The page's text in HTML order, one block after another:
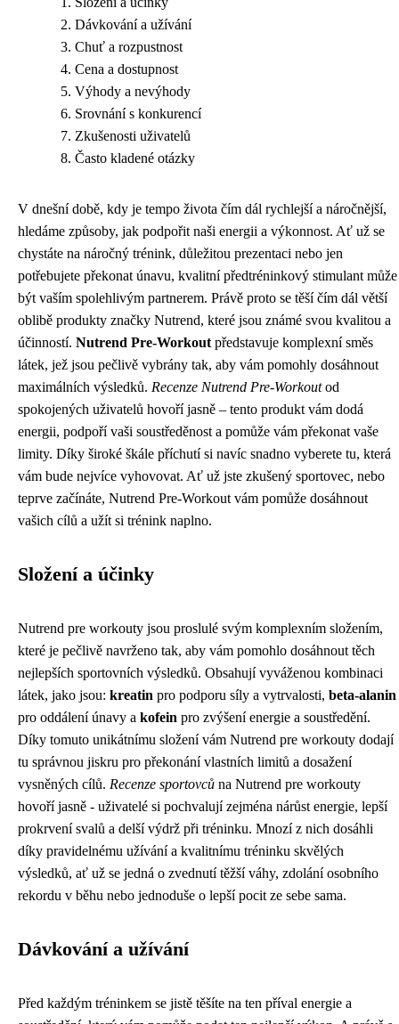
Dávkování a užívání
Chuť a rozpustnost
Cena a dostupnost
Výhody a nevýhody
Srovnání s konkurencí
Zkušenosti uživatelů
Často kladené otázky
V dnešní době, kdy je tempo života čím dál rychlejší a náročnější,
hledáme způsoby, jak podpořit naši energii a výkonnost. Ať už se
chystáte na náročný trénink, důležitou prezentaci nebo jen
potřebujete překonat únavu, kvalitní předtréninkový stimulant může
být vaším spolehlivým partnerem. Právě proto se těší čím dál větší
oblibě produkty značky Nutrend, které jsou známé svou kvalitou a
účinností. Nutrend Pre-Workout představuje komplexní směs
látek, jež jsou pečlivě vybrány tak, aby vám pomohly dosáhnout
maximálních výsledků. Recenze Nutrend Pre-Workoutod
spokojených uživatelů hovoří jasně – tento produkt vám dodá
energii, podpoří vaši soustředěnost a pomůže vám překonat vaše
limity. Díky široké škále příchutí si navíc snadno vyberete tu, která
vám bude nejvíce vyhovovat. Ať už jste zkušený sportovec, nebo
teprve začínáte, Nutrend Pre-Workout vám pomůže dosáhnout
vašich cílů a užít si trénink naplno.
Složení a účinky
Nutrend pre workouty jsou proslulé svým komplexním složením,
které je pečlivě navrženo tak, aby vám pomohlo dosáhnout těch
nejlepších sportovních výsledků. Obsahují vyváženou kombinaci
látek, jako jsou: kreatin pro podporu síly a vytrvalosti, beta-alanin
pro oddálení únavy a kofein pro zvýšení energie a soustředění.
Díky tomuto unikátnímu složení vám Nutrend pre workouty dodají
tu správnou jiskru pro překonání vlastních limitů a dosažení
vysněných cílů. Recenze sportovců na Nutrend pre workouty
hovoří jasně - uživatelé si pochvalují zejména nárůst energie, lepší
prokrvení svalů a delší výdrž při tréninku. Mnozí z nich dosáhli
díky pravidelnému užívání a kvalitnímu tréninku skvělých
výsledků, ať už se jedná o zvednutí těžší váhy, zdolání osobního
rekordu v běhu nebo jednoduše o lepší pocit ze sebe sama.
Dávkování a užívání
Před každým tréninkem se jistě těšíte na ten příval energie a